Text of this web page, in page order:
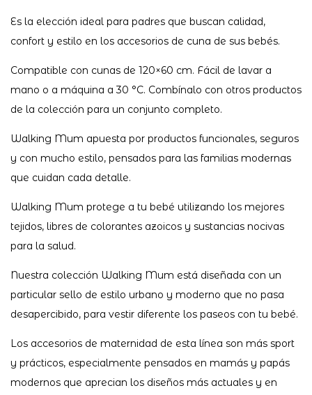
Es la elección ideal para padres que buscan calidad,
confort y estilo en los accesorios de cuna de sus bebés.
Compatible con cunas de 120×60 cm. Fácil de lavar a
mano o a máquina a 30 °C. Combínalo con otros productos
de la colección para un conjunto completo.
Walking Mum apuesta por productos funcionales, seguros
y con mucho estilo, pensados para las familias modernas
que cuidan cada detalle.
Walking Mum protege a tu bebé utilizando los mejores
tejidos, libres de colorantes azoicos y sustancias nocivas
para la salud.
Nuestra colección Walking Mum está diseñada con un
particular sello de estilo urbano y moderno que no pasa
desapercibido, para vestir diferente los paseos con tu bebé.
Los accesorios de maternidad de esta línea son más sport
y prácticos, especialmente pensados en mamás y papás
modernos que aprecian los diseños más actuales y en